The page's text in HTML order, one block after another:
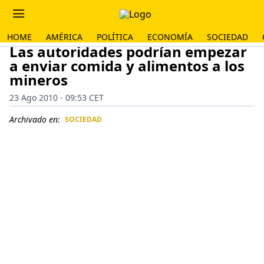
HOME AMÉRICA POLÍTICA ECONOMÍA SOCIEDAD
Las autoridades podrían empezar
a enviar comida y alimentos a los
mineros
23 Ago 2010 - 09:53 CET
Archivado en: SOCIEDAD